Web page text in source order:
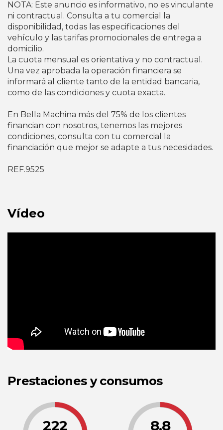
NOTA: Este anuncio es informativo, no es vinculante
ni contractual. Consulta a tu comercial la
disponibilidad, todas las especificaciones del
vehículo y las tarifas promocionales de entrega a
domicilio.
La cuota mensual es orientativa y no contractual.
Una vez aprobada la operación financiera se
informará al cliente tanto de la entidad bancaria,
como de las condiciones y cuota exacta.
En Bella Machina más del 75% de los clientes
financian con nosotros, tenemos las mejores
condiciones, consulta con tu comercial la
financiación que mejor se adapte a tus necesidades.
REF.9525
Vídeo
Prestaciones y consumos
222 8.8